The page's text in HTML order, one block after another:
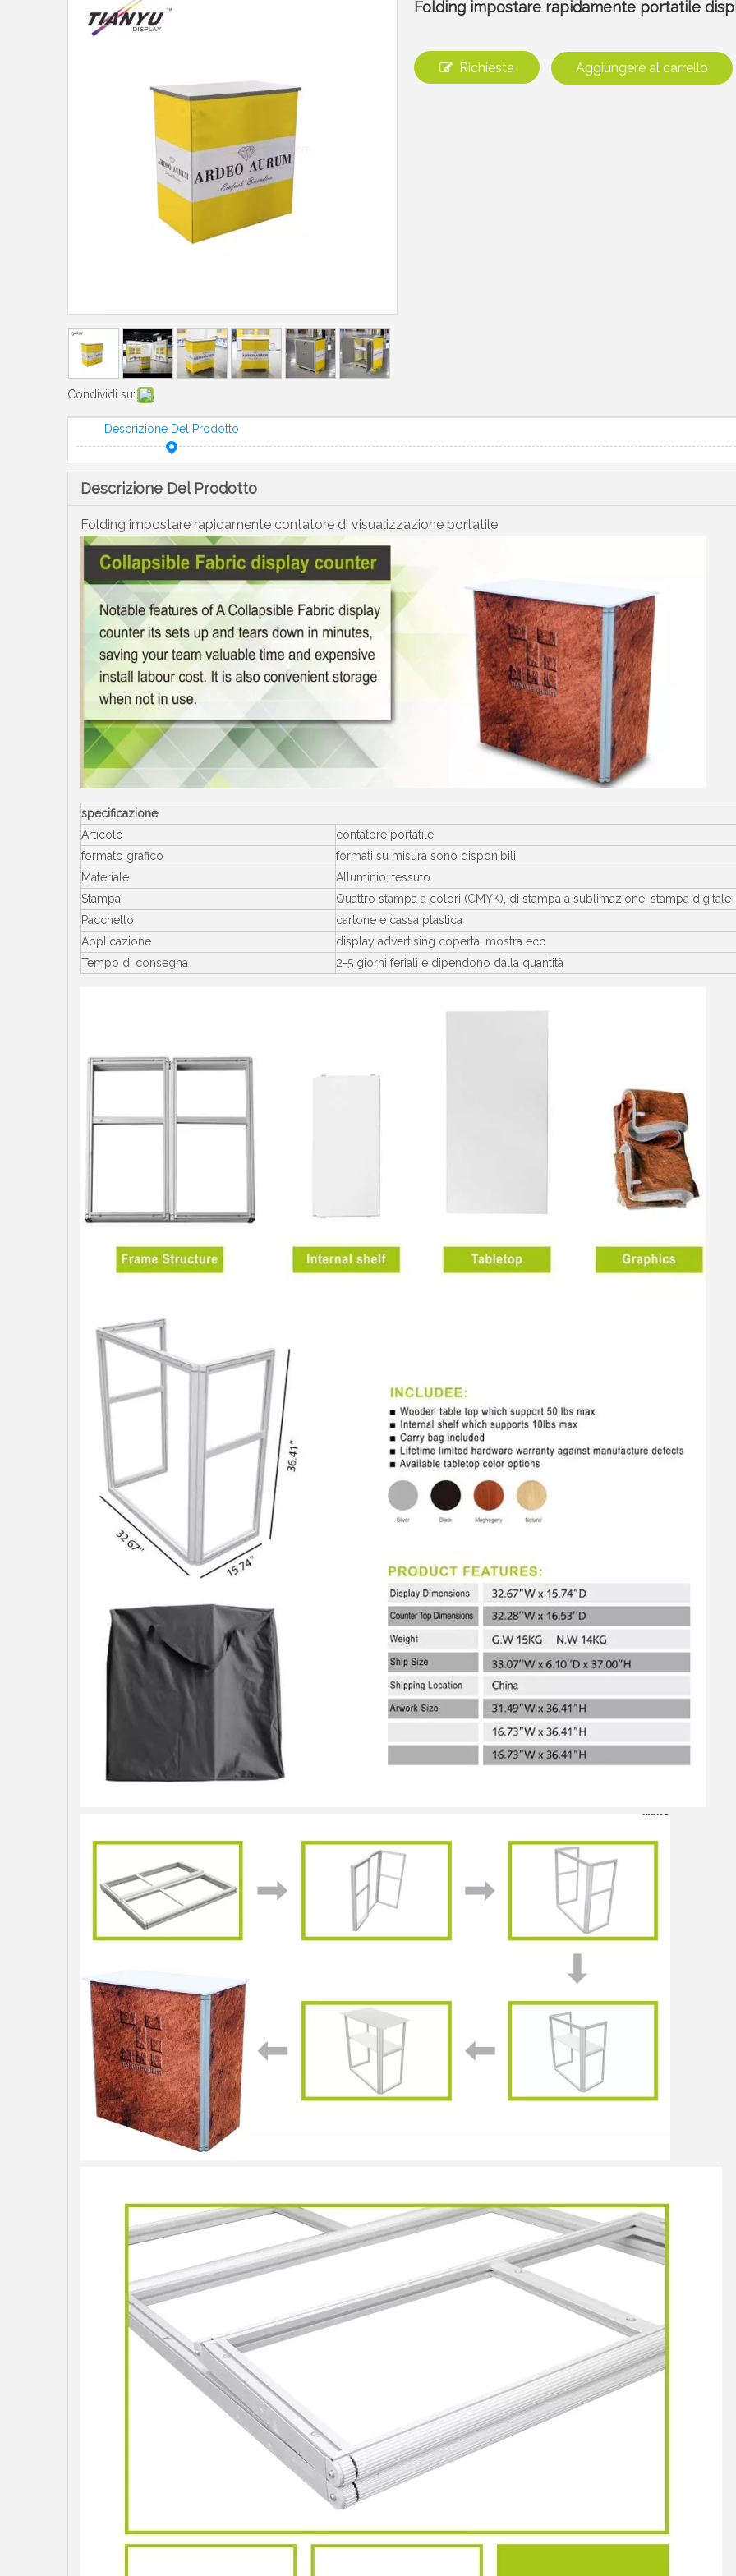
Condividi su:
Folding impostare rapidamente portatile
Richiesta Aggiungere al carrello
Descrizione Del Prodotto
Descrizione Del Prodotto
Folding impostare rapidamente contatore di visualizzazione portatile
specificazione
Articolo
contatore portatile
formato grafico
formati su misura sono disponibili
Materiale
Alluminio, tessuto
Stampa
Quattro stampa a colori (CMYK), di stampa a sublimazione, stampa digitale
Pacchetto
cartone e cassa plastica
Applicazione
display advertising coperta, mostra ecc
Tempo di consegna
2-5 giorni feriali e dipendono dalla quantità